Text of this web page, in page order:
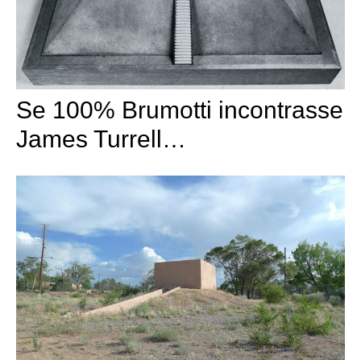
Se 100% Brumotti incontrasse
James Turrell…